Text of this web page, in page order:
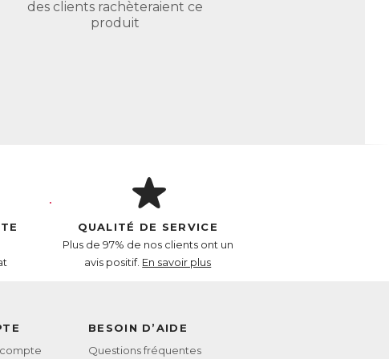
des clients rachèteraient ce
produit
QUALITÉ DE SERVICE
Plus de 97% de nos clients ont un
avis positif. En savoir plus
BESOIN D’AIDE
Questions fréquentes